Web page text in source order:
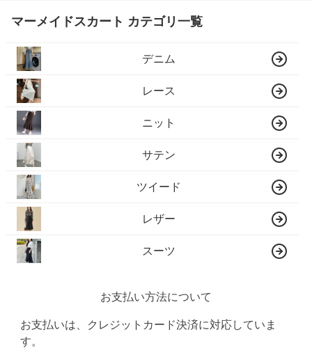
マーメイドスカート カテゴリ一覧
デニム
レース
ニット
サテン
ツイード
レザー
スーツ
お支払い方法について
お支払いは、クレジットカード決済に対応していま
す。